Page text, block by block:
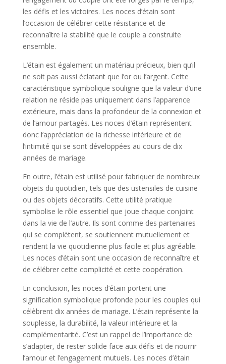
les défis et les victoires. Les noces d’étain sont
l’occasion de célébrer cette résistance et de
reconnaître la stabilité que le couple a construite
ensemble.
L’étain est également un matériau précieux, bien qu’il
ne soit pas aussi éclatant que l’or ou l’argent. Cette
caractéristique symbolique souligne que la valeur d’une
relation ne réside pas uniquement dans l’apparence
extérieure, mais dans la profondeur de la connexion et
de l’amour partagés. Les noces d’étain représentent
donc l’appréciation de la richesse intérieure et de
l’intimité qui se sont développées au cours de dix
années de mariage.
En outre, l’étain est utilisé pour fabriquer de nombreux
objets du quotidien, tels que des ustensiles de cuisine
ou des objets décoratifs. Cette utilité pratique
symbolise le rôle essentiel que joue chaque conjoint
dans la vie de l’autre. Ils sont comme des partenaires
qui se complètent, se soutiennent mutuellement et
rendent la vie quotidienne plus facile et plus agréable.
Les noces d’étain sont une occasion de reconnaître et
de célébrer cette complicité et cette coopération.
En conclusion, les noces d’étain portent une
signification symbolique profonde pour les couples qui
célèbrent dix années de mariage. L’étain représente la
souplesse, la durabilité, la valeur intérieure et la
complémentarité. C’est un rappel de l’importance de
s’adapter, de rester solide face aux défis et de nourrir
l’amour et l’engagement mutuels. Les noces d’étain